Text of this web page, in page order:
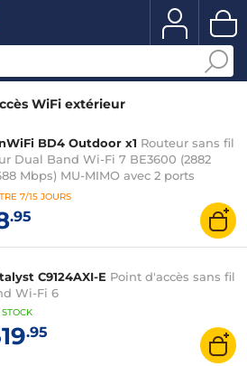
WiFi extérieur
BD4 Outdoor x1 Routeur sans fil
Dual Band Wi-Fi 7 BE3600 (2882
Mbps) MU-MIMO avec 2 ports
2.5 Gbps
7/15 JOURS
.95
C9124AXI-E Point d'accès sans fil
Wi-Fi 6
STOCK
.95